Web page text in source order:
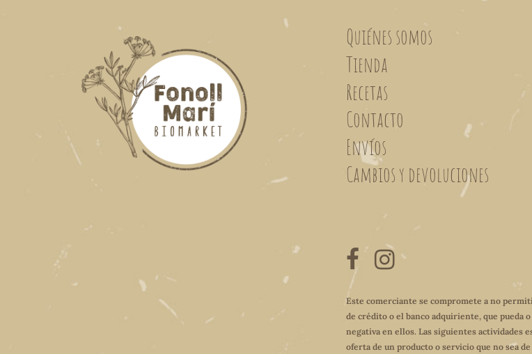
Quiénes somos
Tienda
Recetas
Contacto
Envíos
Cambios y devoluciones
Este comerciante se compromete a no
de crédito o el banco adquiriente, que pueda
negativa en ellos. Las siguientes actividades
oferta de un producto o servicio que no sea